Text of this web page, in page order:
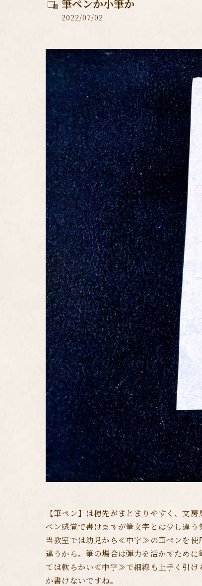
筆ペンか小筆か
2022/07/02
【筆ペン】は穂先がまとまりやすく、文
ペン感覚で書けますが筆文字とは少し違う
当教室では幼児から≪中字≫の筆ペンを使
違うから。筆の場合は弾力を活かすため
ては軟らかい≪中字≫で細線も上手く引け
か書けないですね。